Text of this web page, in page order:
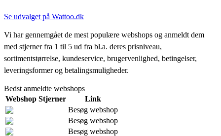
Se udvalget på Wattoo.dk
Vi har gennemgået de mest populære webshops og anmeldt dem
med stjerner fra 1 til 5 ud fra bl.a. deres prisniveau,
sortimentstørrelse, kundeservice, brugervenlighed, betingelser,
leveringsformer og betalingsmuligheder.
Bedst anmeldte webshops
Webshop Stjerner
Link
Besøg webshop
Besøg webshop
Besøg webshop